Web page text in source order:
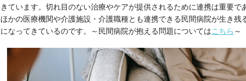
きています。切れ目のない治療やケアが提供されるために連携は重要で
ほかの医療機関や介護施設・介護職種とも連携できる民間病院が生き残
になってきているのです。～民間病院が抱える問題についてはこちら ～